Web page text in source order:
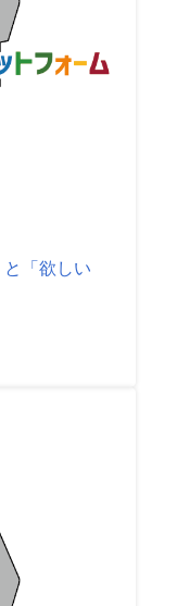
と「欲しい